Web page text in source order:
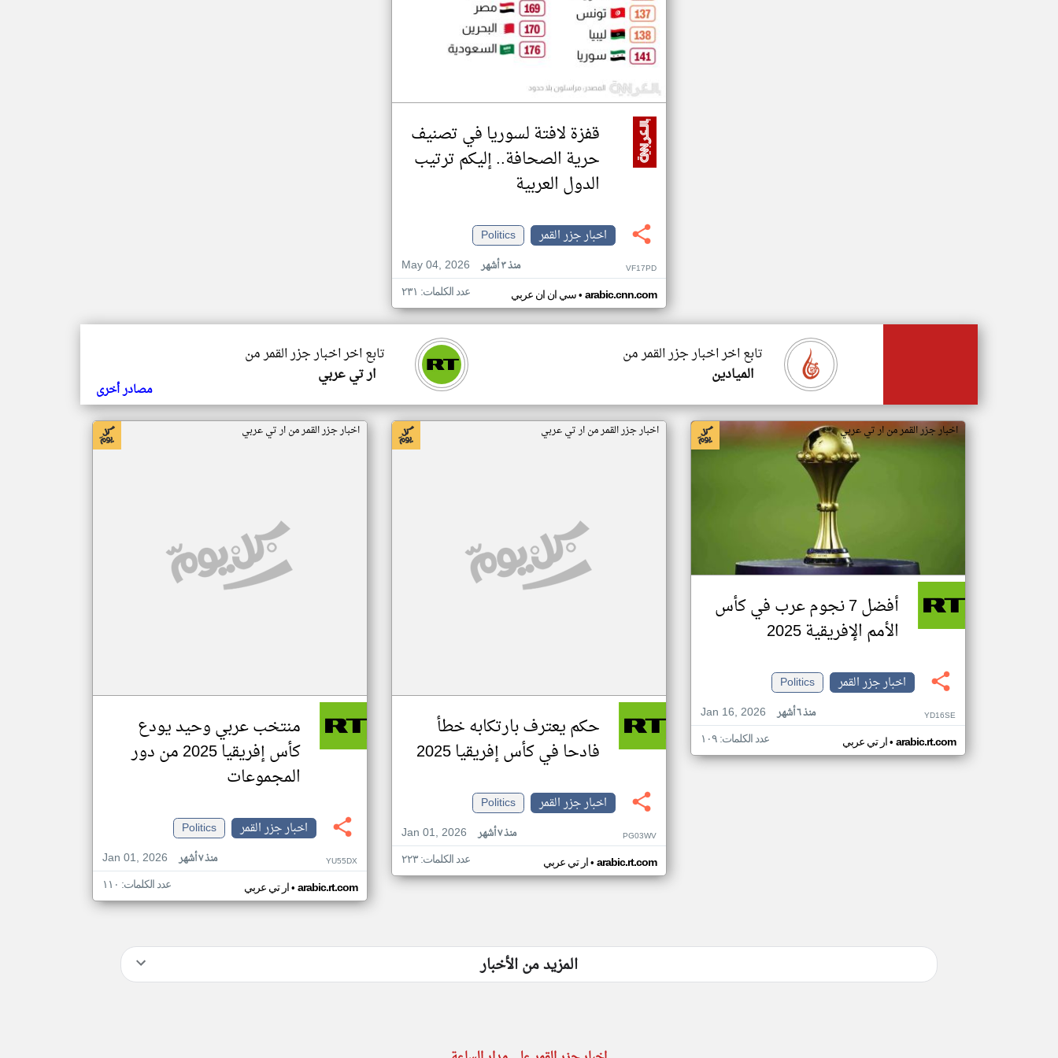
قفزة لافتة لسوريا في تصنيف
حرية الصحافة.. إليكم ترتيب
الدول العربية
اخبار جزر القمر
Politics
May 04, 2026
منذ ٣ أشهر VF17PD
سي ان ان عربي• arabic.cnn.com عدد الكلمات: ٢٣١
تابع اخر اخبار جزر القمر من
ار تي عربي
تابع اخر اخبار جزر القمر من
الميادين
مصادر أخرى
اخبار جزر القمر من ار تي عربي
أفضل 7 نجوم عرب في كأس
الأمم الإفريقية 2025
اخبار جزر القمر
Politics
Jan 16, 2026
منذ ٦ أشهر YD16SE
ار تي عربي• arabic.rt.com عدد الكلمات: ١٠٩
اخبار جزر القمر من ار تي عربي
حكم يعترف بارتكابه خطأ
فادحا في كأس إفريقيا 2025
اخبار جزر القمر
Politics
Jan 01, 2026
منذ ٧ أشهر PG03WV
ار تي عربي• arabic.rt.com عدد الكلمات: ٢٢٣
اخبار جزر القمر من ار تي عربي
منتخب عربي وحيد يودع
كأس إفريقيا 2025 من دور
المجموعات
اخبار جزر القمر
Politics
Jan 01, 2026
منذ ٧ أشهر YU55DX
ار تي عربي• arabic.rt.com عدد الكلمات: ١١٠
المزيد من الأخبار